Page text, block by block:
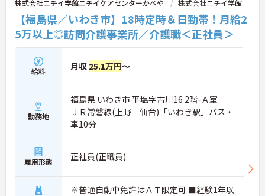
軟な働き方が実現できる職場です。
★おすすめPOINT★
【手厚い待遇で安定した収入アップが期待できま
す】
・介護福祉士の資格手当や勤続年数加算手当がある
ため、長く働くほど給与に反映される仕組みです
・賞与の支給実績があり、子ども手当や時間帯別加
算手当も充実していることで、安心して生活基盤を
【ライフステージに合わせて長期的に働き続けられ
・残業が月平均10時間程度と少ないため、家庭やプ
ライベートと両立しやすい職場です
・定年が65歳で最大85歳までの再雇用制度が設けら
けます
株式会社ニチイ学館ニチイケアセンターかべや 株式会社ニチイ学館
【福島県／いわき市】18時定時＆日勤帯！月給2
5万以上◎訪問介護事業所／介護職＜正社員＞
給料 月収 25.1万円～
勤務地
福島県 いわき市 平塩字古川16 2階-Ａ室
ＪＲ常磐線(上野－仙台)「いわき駅」バス・
車10分
雇用形態 正社員(正職員)
※普通自動車免許はＡＴ限定可 ■経験1年以